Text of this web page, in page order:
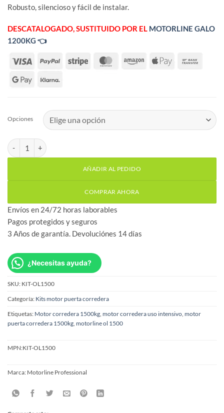
Robusto, silencioso y fácil de instalar.
DESCATALOGADO, SUSTITUIDO POR EL MOTORLINE GALO
1200KG 👈
Opciones
Kit Motorline OL1500 motor puerta corredera hasta 1500kg
AÑADIR AL PEDIDO
COMPRAR AHORA
Envíos en 24/72 horas laborables
Pagos protegidos y seguros
3 Años de garantía. Devoluciónes 14 días
¿Necesitas ayuda?
SKU: KIT-OL1500
Categoría: Kits motor puerta corredera
Etiquetas: Motor corredera 1500kg motor corredera uso intensivo motor
puerta corredera 1500kg motorline ol 1500
MPN:KIT-OL1500
Marca: Motorline Professional